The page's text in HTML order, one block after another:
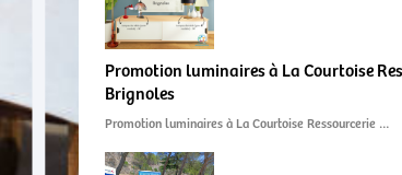
Promotion luminaires à La Courtoise
Brignoles
Promotion luminaires à La Courtoise Ressourcerie …